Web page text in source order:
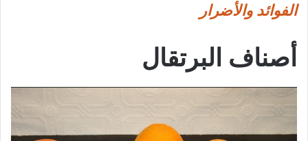
الفوائد والأضرار
أصناف البرتقال